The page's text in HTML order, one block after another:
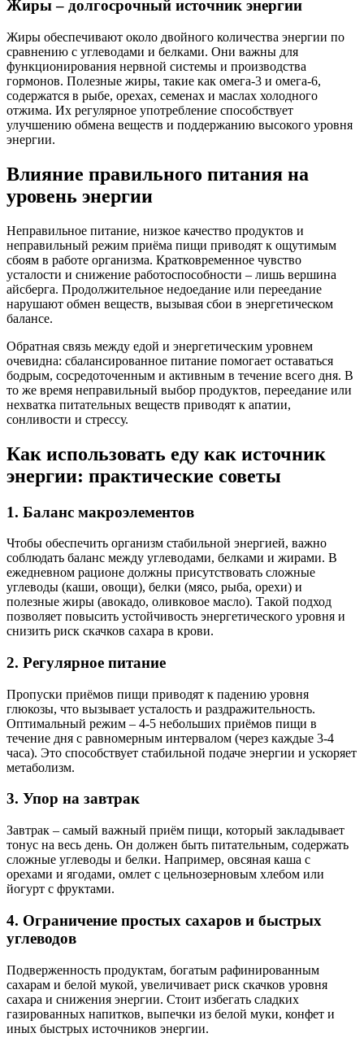
Жиры – долгосрочный источник энергии
Жиры обеспечивают около двойного количества энергии по
сравнению с углеводами и белками. Они важны для
функционирования нервной системы и производства
гормонов. Полезные жиры, такие как омега-3 и омега-6,
содержатся в рыбе, орехах, семенах и маслах холодного
отжима. Их регулярное употребление способствует
улучшению обмена веществ и поддержанию высокого уровня
энергии.
Влияние правильного питания на
уровень энергии
Неправильное питание, низкое качество продуктов и
неправильный режим приёма пищи приводят к ощутимым
сбоям в работе организма. Кратковременное чувство
усталости и снижение работоспособности – лишь вершина
айсберга. Продолжительное недоедание или переедание
нарушают обмен веществ, вызывая сбои в энергетическом
балансе.
Обратная связь между едой и энергетическим уровнем
очевидна: сбалансированное питание помогает оставаться
бодрым, сосредоточенным и активным в течение всего дня. В
то же время неправильный выбор продуктов, переедание или
нехватка питательных веществ приводят к апатии,
сонливости и стрессу.
Как использовать еду как источник
энергии: практические советы
1. Баланс макроэлементов
Чтобы обеспечить организм стабильной энергией, важно
соблюдать баланс между углеводами, белками и жирами. В
ежедневном рационе должны присутствовать сложные
углеводы (каши, овощи), белки (мясо, рыба, орехи) и
полезные жиры (авокадо, оливковое масло). Такой подход
позволяет повысить устойчивость энергетического уровня и
снизить риск скачков сахара в крови.
2. Регулярное питание
Пропуски приёмов пищи приводят к падению уровня
глюкозы, что вызывает усталость и раздражительность.
Оптимальный режим – 4-5 небольших приёмов пищи в
течение дня с равномерным интервалом (через каждые 3-4
часа). Это способствует стабильной подаче энергии и ускоряет
метаболизм.
3. Упор на завтрак
Завтрак – самый важный приём пищи, который закладывает
тонус на весь день. Он должен быть питательным, содержать
сложные углеводы и белки. Например, овсяная каша с
орехами и ягодами, омлет с цельнозерновым хлебом или
йогурт с фруктами.
4. Ограничение простых сахаров и быстрых
углеводов
Подверженность продуктам, богатым рафинированным
сахарам и белой мукой, увеличивает риск скачков уровня
сахара и снижения энергии. Стоит избегать сладких
газированных напитков, выпечки из белой муки, конфет и
иных быстрых источников энергии.